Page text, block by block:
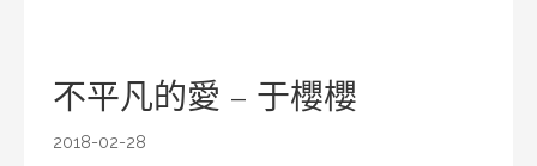
不平凡的愛 – 于櫻櫻
2018-02-28